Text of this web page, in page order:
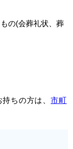
の(会葬礼状、葬
ちの方は、 市町